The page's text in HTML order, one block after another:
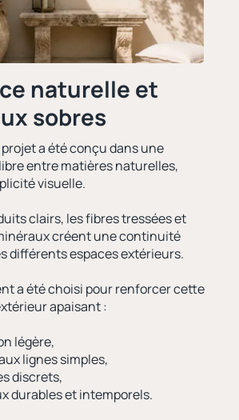
naturelle et
sobres
projet a été conçu dans une
entre matières naturelles,
visuelle.
clairs, les fibres tressées et
créent une continuité
différents espaces extérieurs.
a été choisi pour renforcer cette
apaisant :
légère,
lignes simples,
discrets,
durables et intemporels.